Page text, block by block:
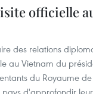
officielle
des relations
au Vietnam du
du Royaume
d'approfondir